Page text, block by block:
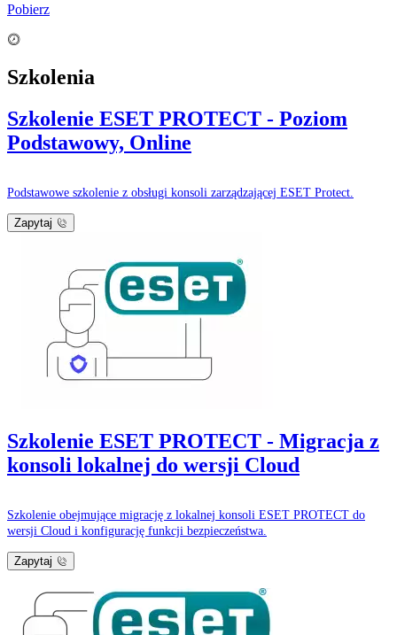
Pobierz
Szkolenia
Szkolenie ESET PROTECT - Poziom
Podstawowy, Online
Podstawowe szkolenie z obsługi konsoli zarządzającej ESET Protect.
Zapytaj
Szkolenie ESET PROTECT - Migracja z
konsoli lokalnej do wersji Cloud
Szkolenie obejmujące migrację z lokalnej konsoli ESET PROTECT do
wersji Cloud i konfigurację funkcji bezpieczeństwa.
Zapytaj